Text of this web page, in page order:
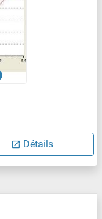
Détails